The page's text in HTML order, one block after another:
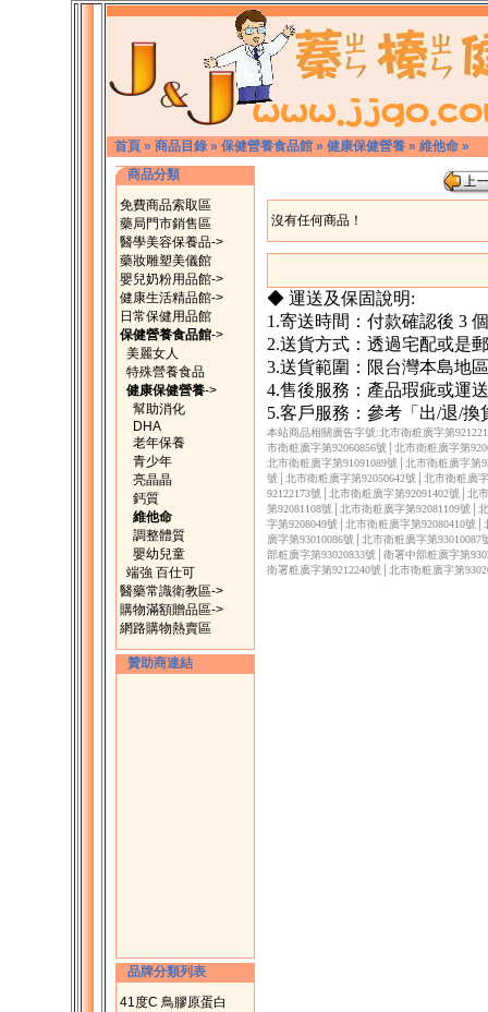
首頁 » 商品目錄 » 保健營養食品館 » 健康保健營養 » 維他命 »
商品分類
免費商品索取區
藥局門市銷售區
醫學美容保養品->
藥妝雕塑美儀館
嬰兒奶粉用品館->
健康生活精品館->
日常保健用品館
保健營養食品館->
美麗女人
特殊營養食品
健康保健營養->
幫助消化
DHA
老年保養
青少年
亮晶晶
鈣質
維他命
調整體質
嬰幼兒童
端強 百仕可
醫藥常識衛教區->
購物滿額贈品區->
網路購物熱賣區
贊助商連結
品牌分類列表
41度C 鳥膠原蛋白
沒有任何商品！
◆ 運送及保固說明:
1.寄送時間：付款確認後 3
2.送貨方式：透過宅配或是
3.送貨範圍：限台灣本島地
4.售後服務：產品瑕疵或運
5.客戶服務：參考「出/退/
本站商品相關廣告字號:北市衛粧廣字第
市衛粧廣字第92060856號│北市衛粧廣字第
北市衛粧廣字第91091089號│北市衛粧廣字第
號│北市衛粧廣字第92050642號│北市衛粧廣
92122173號│北市衛粧廣字第92091402號│北
第92081108號│北市衛粧廣字第92081109號│
字第9208049號│北市衛粧廣字第92080410號
廣字第93010086號│北市衛粧廣字第
部粧廣字第93020833號│衛署中部粧廣字第
衛署粧廣字第9212240號│北市衛粧廣字第